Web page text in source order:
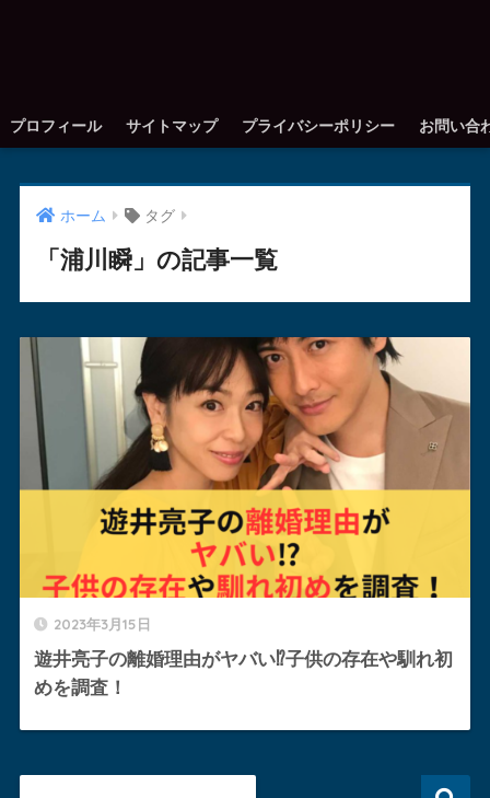
プロフィール サイトマップ プライバシーポリシー お問い合
ホーム タグ
「浦川瞬」の記事一覧
2023年3月15日
遊井亮子の離婚理由がヤバい⁉︎子供の存在や馴れ初
めを調査！